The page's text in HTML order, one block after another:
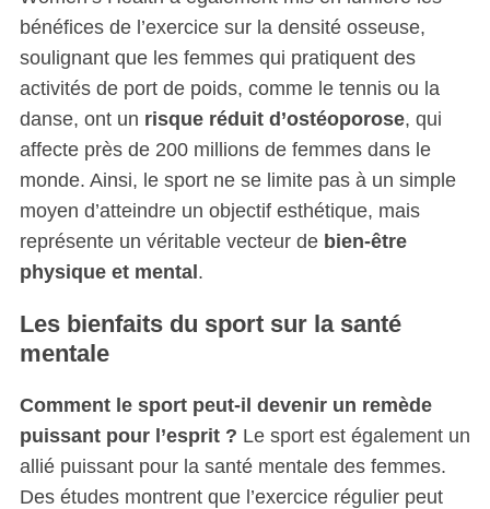
bénéfices de l’exercice sur la densité osseuse,
soulignant que les femmes qui pratiquent des
activités de port de poids, comme le tennis ou la
danse, ont un risque réduit d’ostéoporose, qui
affecte près de 200 millions de femmes dans le
monde. Ainsi, le sport ne se limite pas à un simple
moyen d’atteindre un objectif esthétique, mais
représente un véritable vecteur de bien-être
physique et mental.
Les bienfaits du sport sur la santé
mentale
Comment le sport peut-il devenir un remède
puissant pour l’esprit ? Le sport est également un
allié puissant pour la santé mentale des femmes.
Des études montrent que l’exercice régulier peut